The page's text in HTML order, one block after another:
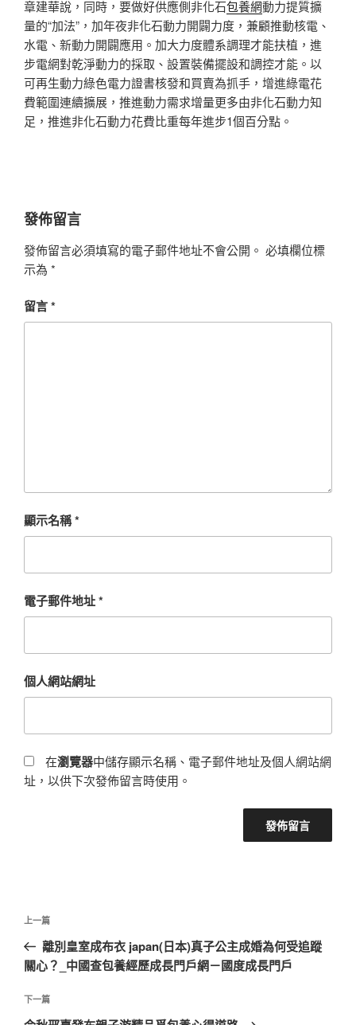
章建華說，同時，要做好供應側非化石包養網動力提質擴
量的“加法”，加年夜非化石動力開闢力度，兼顧推動核電、
水電、新動力開闢應用。加大力度體系調理才能扶植，進
步電網對乾淨動力的採取、設置裝備擺設和調控才能。以
可再生動力綠色電力證書核發和買賣為抓手，增進綠電花
費範圍連續擴展，推進動力需求增量更多由非化石動力知
足，推進非化石動力花費比重每年進步1個百分點。
發佈留言
發佈留言必須填寫的電子郵件地址不會公開。 必填欄位標
示為 *
留言*
顯示名稱*
電子郵件地址*
個人網站網址
在瀏覽器中儲存顯示名稱、電子郵件地址及個人網站網
址，以供下次發佈留言時使用。
文
導
覽
上
一
篇
章
上一篇
離別皇室成布衣 japan(日本)真子公主成婚為何受追蹤
關心？_中國查包養經歷成長門戶網－國度成長門戶
下
一
下一篇